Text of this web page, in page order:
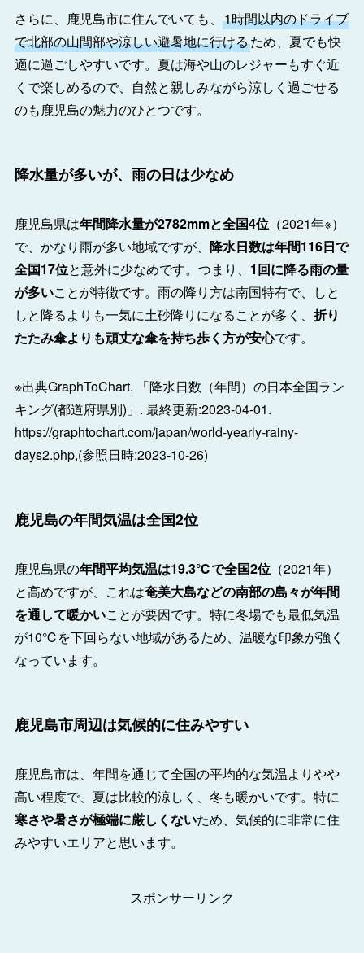
さらに、鹿児島市に住んでいても、 1時間以内のドライブ
で北部の山間部や涼しい避暑地に行けるため、夏でも快
適に過ごしやすいです。夏は海や山のレジャーもすぐ近
くで楽しめるので、自然と親しみながら涼しく過ごせる
のも鹿児島の魅力のひとつです。
降水量が多いが、雨の日は少なめ
鹿児島県は年間降水量が2782mmと全国4位（2021年※）
で、かなり雨が多い地域ですが、 降水日数は年間116日で
全国17位と意外に少なめです。つまり、 1回に降る雨の量
が多いことが特徴です。雨の降り方は南国特有で、しと
しと降るよりも一気に土砂降りになることが多く、 折り
たたみ傘よりも頑丈な傘を持ち歩く方が安心です。
※出典GraphToChart. 「降水日数（年間）の日本全国ラン
キング(都道府県別)」. 最終更新:2023-04-01.
https://graphtochart.com/japan/world-yearly-rainy-
days2.php,(参照日時:2023-10-26)
鹿児島の年間気温は全国2位
鹿児島県の年間平均気温は19.3℃で全国2位（2021年）
と高めですが、これは奄美大島などの南部の島々が年間
を通して暖かいことが要因です。特に冬場でも最低気温
が10℃を下回らない地域があるため、温暖な印象が強く
なっています。
鹿児島市周辺は気候的に住みやすい
鹿児島市は、年間を通じて全国の平均的な気温よりやや
高い程度で、夏は比較的涼しく、冬も暖かいです。特に
寒さや暑さが極端に厳しくないため、気候的に非常に住
みやすいエリアと思います。
スポンサーリンク